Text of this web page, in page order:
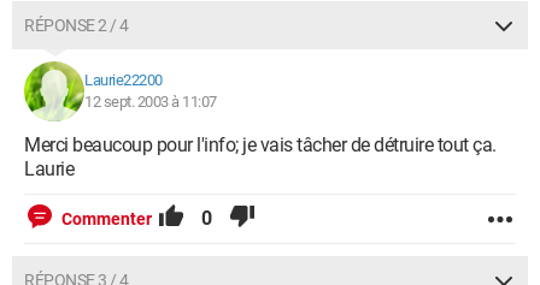
RÉPONSE 2 / 4
Laurie22200
12 sept. 2003 à 11:07
Merci beaucoup pour l'info; je vais tâcher de détruire tout ça.
Laurie
Commenter 0
RÉPONSE 3 / 4